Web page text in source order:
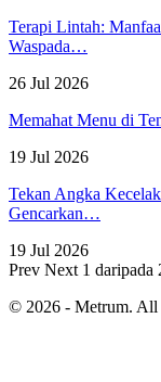
Terapi Lintah:
Waspada…
26 Jul 2026
Memahat Menu di
19 Jul 2026
Tekan Angka
Gencarkan…
19 Jul 2026
Prev Next 1 daripada
© 2026 - Metrum. All